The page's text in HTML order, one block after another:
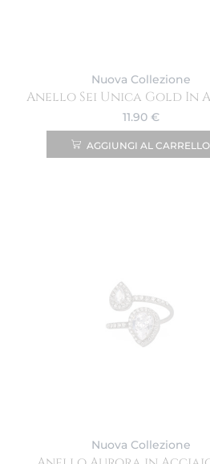
Nuova Collezione
Anello Sei Unica Gold In
11.90 €
AGGIUNGI AL CARRELLO
Nuova Collezione